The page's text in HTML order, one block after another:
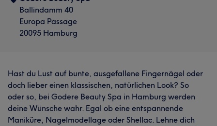
Ballindamm 40
Europa Passage
20095 Hamburg
Hast du Lust auf bunte, ausgefallene Fingernägel oder
doch lieber einen klassischen, natürlichen Look? So
oder so, bei Godere Beauty Spa in Hamburg werden
deine Wünsche wahr. Egal ob eine entspannende
Maniküre, Nagelmodellage oder Shellac. Lehne dich